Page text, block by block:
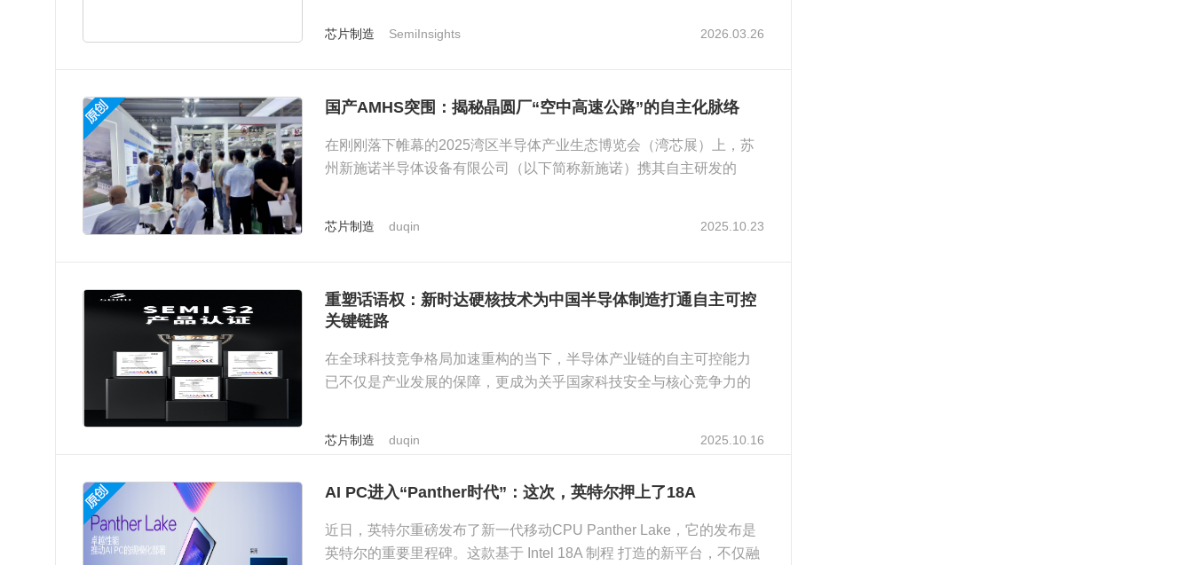
芯片制造 SemiInsights 2026.03.26
国产AMHS突围：揭秘晶圆厂“空中高速公路”的自主化脉络
在刚刚落下帷幕的2025湾区半导体产业生态博览会（湾芯展）上，苏
州新施诺半导体设备有限公司（以下简称新施诺）携其自主研发的
芯片制造 duqin 2025.10.23
重塑话语权：新时达硬核技术为中国半导体制造打通自主可控
关键链路
在全球科技竞争格局加速重构的当下，半导体产业链的自主可控能力
已不仅是产业发展的保障，更成为关乎国家科技安全与核心竞争力的
芯片制造 duqin 2025.10.16
AI PC进入“Panther时代”：这次，英特尔押上了18A
近日，英特尔重磅发布了新一代移动CPU Panther Lake，它的发布是
英特尔的重要里程碑。这款基于 Intel 18A 制程 打造的新平台，不仅融